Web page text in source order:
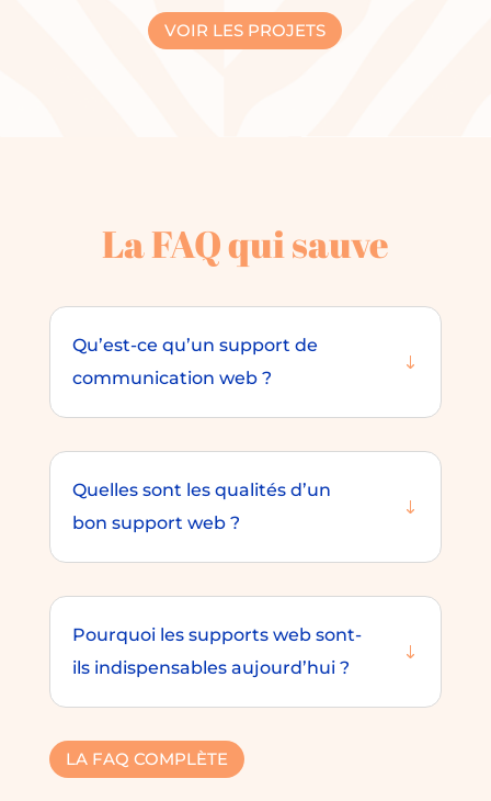
VOIR LES PROJETS
La FAQ qui sauve
Qu’est-ce qu’un support de
communication web ?
Quelles sont les qualités d’un
bon support web ?
Pourquoi les supports web sont-
ils indispensables aujourd’hui ?
LA FAQ COMPLÈTE